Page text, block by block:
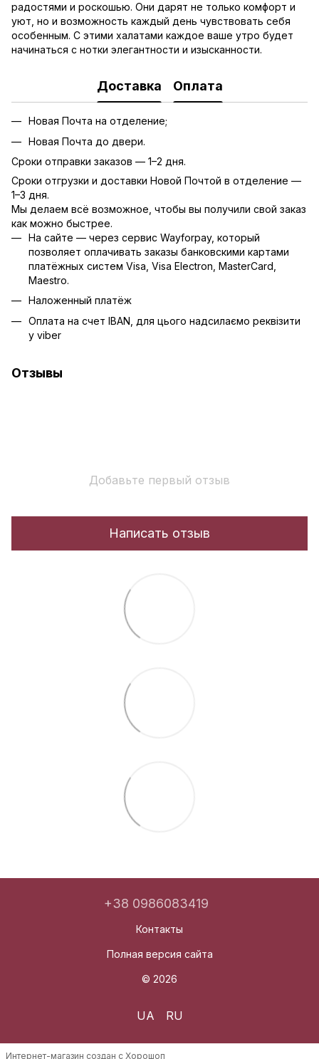
радостями и роскошью. Они дарят не только комфорт и
уют, но и возможность каждый день чувствовать себя
особенным. С этими халатами каждое ваше утро будет
начинаться с нотки элегантности и изысканности.
Доставка Оплата
Новая Почта на отделение;
Новая Почта до двери.
Сроки отправки заказов — 1–2 дня.
Сроки отгрузки и доставки Новой Почтой в отделение —
1–3 дня.
Мы делаем всё возможное, чтобы вы получили свой заказ
как можно быстрее.
На сайте — через сервис Wayforpay, который
позволяет оплачивать заказы банковскими картами
платёжных систем Visa, Visa Electron, MasterCard,
Maestro.
Наложенный платёж
Оплата на счет IBAN, для цього надсилаємо реквізити
у viber
Отзывы
Добавьте первый отзыв
Написать отзыв
+38 0986083419
Контакты
Полная версия сайта
© 2026
UA RU
Интернет-магазин создан с Хорошоп